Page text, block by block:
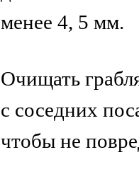
менее 4, 5 мм.
Очищать
с соседних
чтобы не